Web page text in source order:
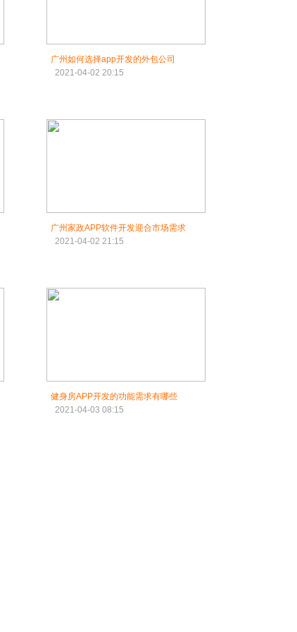
广州如何选择app开发的外包公司
2021-04-02 20:15
广州家政APP软件开发迎合市场需求
2021-04-02 21:15
健身房APP开发的功能需求有哪些
2021-04-03 08:15